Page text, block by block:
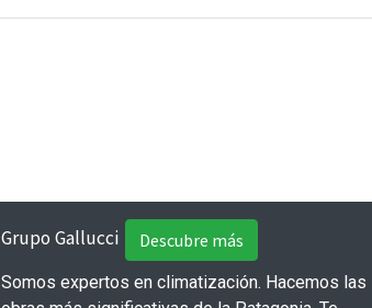
Grupo Gallucci Descubre más
Somos expertos en climatización. Hacemos las